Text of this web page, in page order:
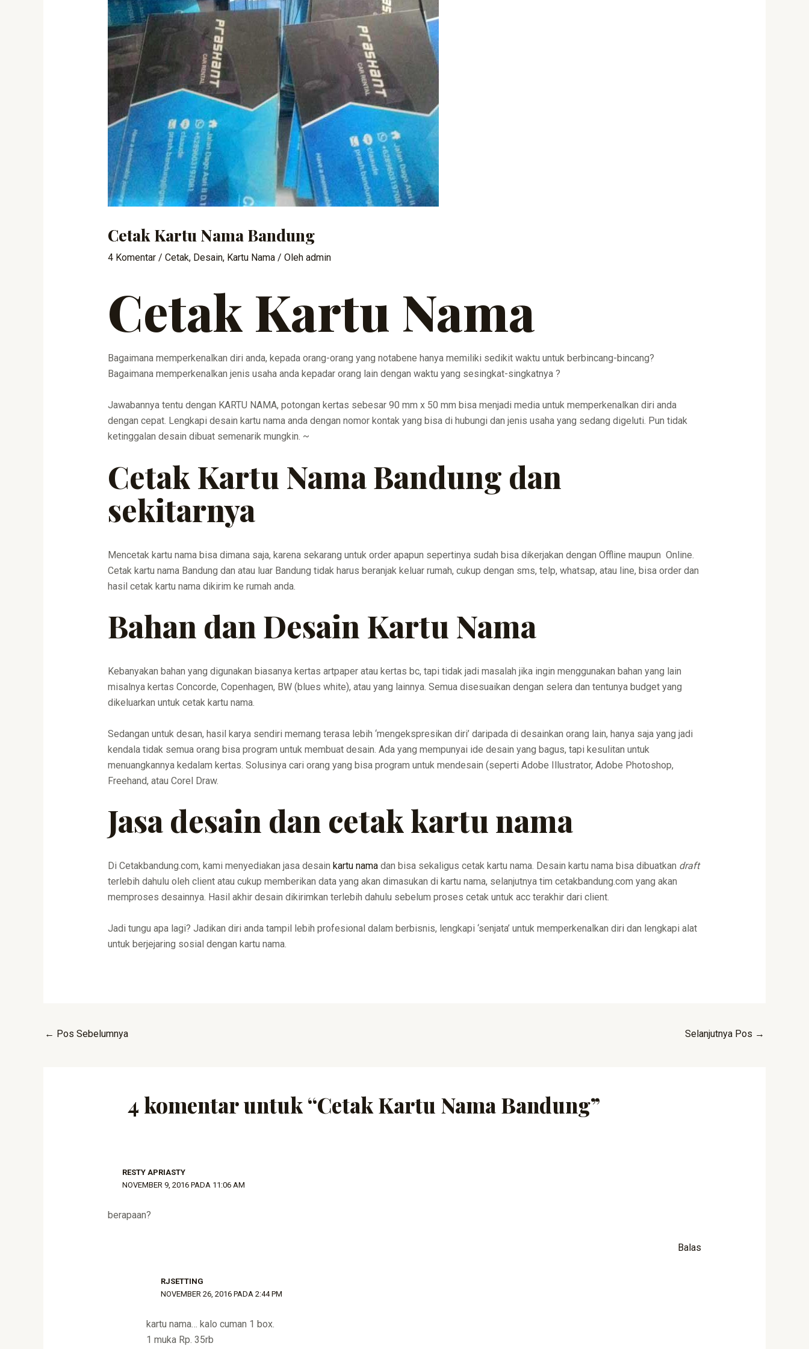
Cetak Kartu Nama Bandung
4 Komentar / Cetak, Desain, Kartu Nama/ Oleh admin
Cetak Kartu Nama
Bagaimana memperkenalkan diri anda, kepada orang-orang yang notabene hanya memiliki sedikit waktu untuk berbincang-bincang?
Bagaimana memperkenalkan jenis usaha anda kepadar orang lain dengan waktu yang sesingkat-singkatnya ?
Jawabannya tentu dengan KARTU NAMA, potongan kertas sebesar 90 mm x 50 mm bisa menjadi media untuk memperkenalkan diri anda
dengan cepat. Lengkapi desain kartu nama anda dengan nomor kontak yang bisa di hubungi dan jenis usaha yang sedang digeluti. Pun tidak
ketinggalan desain dibuat semenarik mungkin. ~
Cetak Kartu Nama Bandung dan
sekitarnya
Mencetak kartu nama bisa dimana saja, karena sekarang untuk order apapun sepertinya sudah bisa dikerjakan dengan Offline maupun Online.
Cetak kartu nama Bandung dan atau luar Bandung tidak harus beranjak keluar rumah, cukup dengan sms, telp, whatsap, atau line, bisa order dan
hasil cetak kartu nama dikirim ke rumah anda.
Bahan dan Desain Kartu Nama
Kebanyakan bahan yang digunakan biasanya kertas artpaper atau kertas bc, tapi tidak jadi masalah jika ingin menggunakan bahan yang lain
misalnya kertas Concorde, Copenhagen, BW (blues white), atau yang lainnya. Semua disesuaikan dengan selera dan tentunya budget yang
dikeluarkan untuk cetak kartu nama.
Sedangan untuk desan, hasil karya sendiri memang terasa lebih ‘mengekspresikan diri’ daripada di desainkan orang lain, hanya saja yang jadi
kendala tidak semua orang bisa program untuk membuat desain. Ada yang mempunyai ide desain yang bagus, tapi kesulitan untuk
menuangkannya kedalam kertas. Solusinya cari orang yang bisa program untuk mendesain (seperti Adobe Illustrator, Adobe Photoshop,
Freehand, atau Corel Draw.
Jasa desain dan cetak kartu nama
Di Cetakbandung.com, kami menyediakan jasa desain kartu namadan bisa sekaligus cetak kartu nama. Desain kartu nama bisa dibuatkan draft
terlebih dahulu oleh client atau cukup memberikan data yang akan dimasukan di kartu nama, selanjutnya tim cetakbandung.com yang akan
memproses desainnya. Hasil akhir desain dikirimkan terlebih dahulu sebelum proses cetak untuk acc terakhir dari client.
Jadi tungu apa lagi? Jadikan diri anda tampil lebih profesional dalam berbisnis, lengkapi ‘senjata’ untuk memperkenalkan diri dan lengkapi alat
untuk berjejaring sosial dengan kartu nama.
← Pos Sebelumnya Selanjutnya Pos →
4 komentar untuk “Cetak Kartu Nama Bandung”
RESTY APRIASTY
NOVEMBER 9, 2016 PADA 11:06 AM
berapaan?
Balas
RJSETTING
NOVEMBER 26, 2016 PADA 2:44 PM
kartu nama… kalo cuman 1 box.
1 muka Rp. 35rb